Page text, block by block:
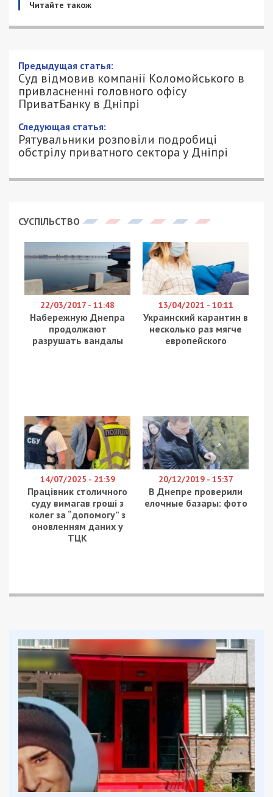
Читайте також
Предыдущая статья:
Суд відмовив компанії Коломойського в
привласненні головного офісу
ПриватБанку в Дніпрі
Следующая статья:
Рятувальники розповіли подробиці
обстрілу приватного сектора у Дніпрі
СУСПІЛЬСТВО
22/03/2017 - 11:48
Набережную Днепра
продолжают
разрушать вандалы
13/04/2021 - 10:11
Украинский карантин в
несколько раз мягче
европейского
14/07/2025 - 21:39
Працівник столичного
суду вимагав гроші з
колег за “допомогу” з
оновленням даних у
ТЦК
20/12/2019 - 15:37
В Днепре проверили
елочные базары: фото